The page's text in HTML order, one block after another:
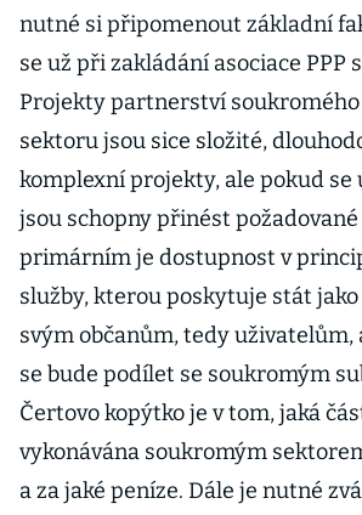
nutné si připomenout základní
se už při zakládání asociace PPP
Projekty partnerství
sektoru jsou sice složité,
komplexní projekty, ale pokud se
jsou schopny přinést
primárním je dostupnost v
služby, kterou poskytuje stát
svým občanům, tedy uživatelům,
se bude podílet se soukromým
Čertovo kopýtko je v tom, jaká
vykonávána soukromým
a za jaké peníze. Dále je nutné